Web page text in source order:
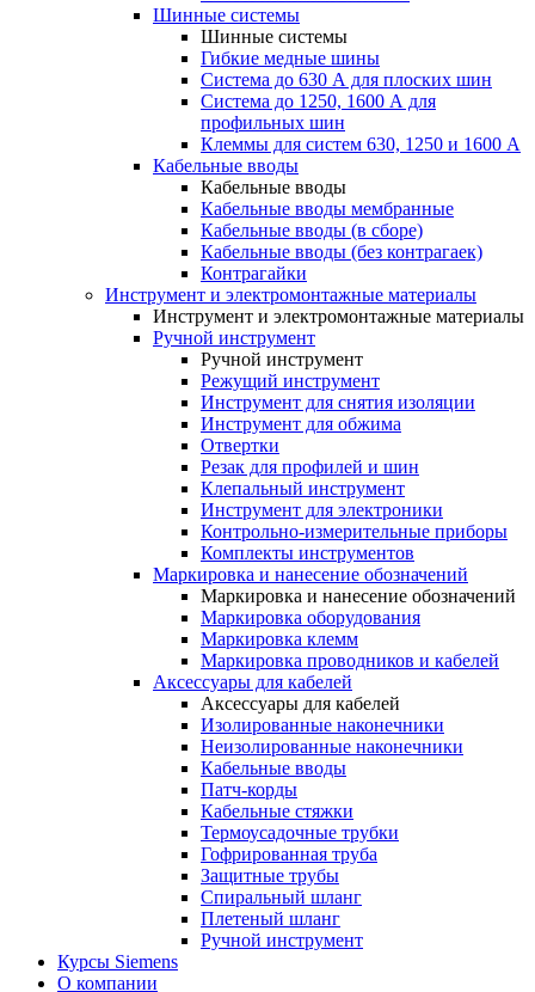
Шинные системы
Шинные системы
Гибкие медные шины
Система до 630 А для плоских шин
Система до 1250, 1600 А для
профильных шин
Клеммы для систем 630, 1250 и 1600 А
Кабельные вводы
Кабельные вводы
Кабельные вводы мембранные
Кабельные вводы (в сборе)
Кабельные вводы (без контрагаек)
Контрагайки
Инструмент и электромонтажные материалы
Инструмент и электромонтажные материалы
Ручной инструмент
Ручной инструмент
Режущий инструмент
Инструмент для снятия изоляции
Инструмент для обжима
Отвертки
Резак для профилей и шин
Клепальный инструмент
Инструмент для электроники
Контрольно-измерительные приборы
Комплекты инструментов
Маркировка и нанесение обозначений
Маркировка и нанесение обозначений
Маркировка оборудования
Маркировка клемм
Маркировка проводников и кабелей
Аксессуары для кабелей
Аксессуары для кабелей
Изолированные наконечники
Неизолированные наконечники
Кабельные вводы
Патч-корды
Кабельные стяжки
Термоусадочные трубки
Гофрированная труба
Защитные трубы
Спиральный шланг
Плетеный шланг
Ручной инструмент
Курсы Siemens
О компании